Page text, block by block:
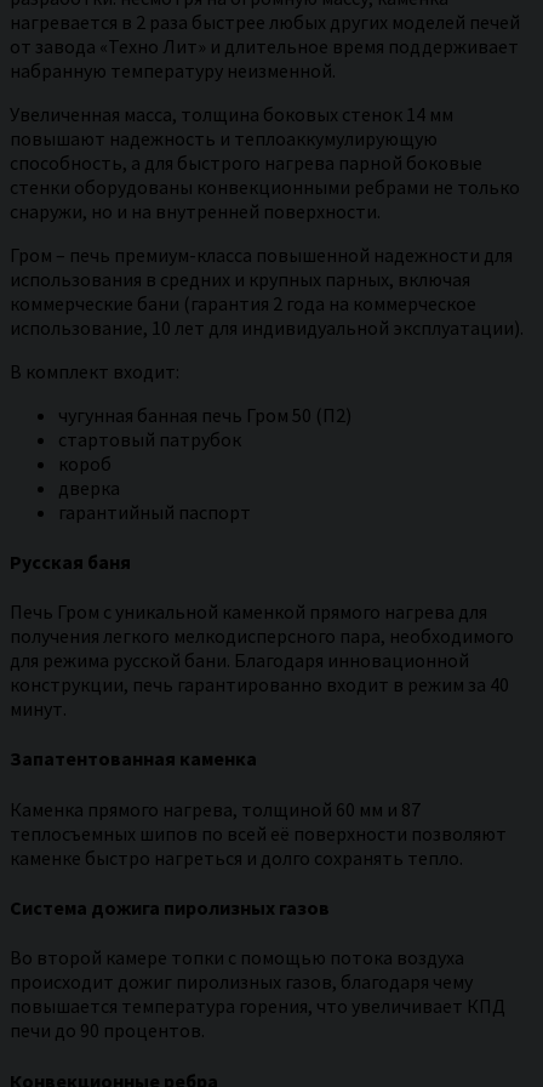
нагревается в 2 раза быстрее любых других моделей печей
от завода «Техно Лит» и длительное время поддерживает
набранную температуру неизменной.
Увеличенная масса, толщина боковых стенок 14 мм
повышают надежность и теплоаккумулирующую
способность, а для быстрого нагрева парной боковые
стенки оборудованы конвекционными ребрами не только
снаружи, но и на внутренней поверхности.
Гром – печь премиум-класса повышенной надежности для
использования в средних и крупных парных, включая
коммерческие бани (гарантия 2 года на коммерческое
использование, 10 лет для индивидуальной эксплуатации).
В комплект входит:
чугунная банная печь Гром 50 (П2)
стартовый патрубок
короб
дверка
гарантийный паспорт
Русская баня
Печь Гром с уникальной каменкой прямого нагрева для
получения легкого мелкодисперсного пара, необходимого
для режима русской бани. Благодаря инновационной
конструкции, печь гарантированно входит в режим за 40
минут.
Запатентованная каменка
Каменка прямого нагрева, толщиной 60 мм и 87
теплосъемных шипов по всей её поверхности позволяют
каменке быстро нагреться и долго сохранять тепло.
Система дожига пиролизных газов
Во второй камере топки с помощью потока воздуха
происходит дожиг пиролизных газов, благодаря чему
повышается температура горения, что увеличивает КПД
печи до 90 процентов.
Конвекционные ребра